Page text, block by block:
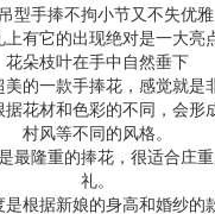
型手捧不拘小节又不失优雅
上有它的出现绝对是一大亮
花朵枝叶在手中自然垂下
美的一款手捧花，感觉就是
花材和色彩的不同，会形
村风等不同的风格。
最隆重的捧花，很适合庄
礼。
根据新娘的身高和婚纱的